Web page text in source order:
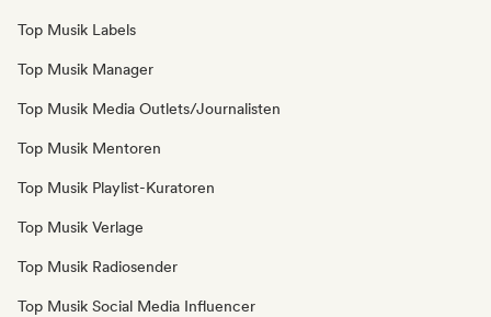
Top Musik Labels
Top Musik Manager
Top Musik Media Outlets/Journalisten
Top Musik Mentoren
Top Musik Playlist-Kuratoren
Top Musik Verlage
Top Musik Radiosender
Top Musik Social Media Influencer